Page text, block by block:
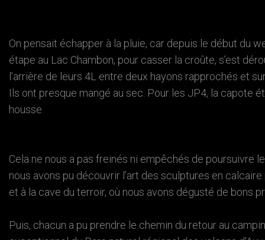
On pensait échapper à la pluie, car depuis le début du
étape au Lac Chambon, pour casser la croûte, s’est
l’arrière de leurs 4L entre deux hayons rapprochés et
Ils ont presque mangé au sec. Pour les JP4, la capote
housse.
Cela ne nous a pas freinés ni empêchés de poursuivre
nous avons pu découvrir l’art des sculptures en
et à la cave du terroir, où nous avons dégusté de bons
Puis, chacun a pu prendre le chemin du retour au